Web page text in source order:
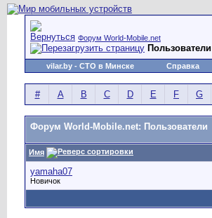
Форум World-Mobile.net
Пользователи
vilar.by - СТО в Минске Справка
# A B C D E F G
Форум World-Mobile.net: Пользователи
Имя
yamaha07
Новичок